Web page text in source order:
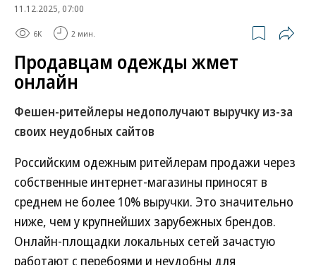
11.12.2025, 07:00
6K 2 мин.
Продавцам одежды жмет
онлайн
Фешен-ритейлеры недополучают выручку из-за
своих неудобных сайтов
Российским одежным ритейлерам продажи через
собственные интернет-магазины приносят в
среднем не более 10% выручки. Это значительно
ниже, чем у крупнейших зарубежных брендов.
Онлайн-площадки локальных сетей зачастую
работают с перебоями и неудобны для